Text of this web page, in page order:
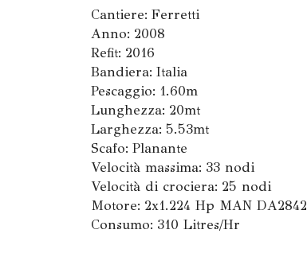
Cantiere: Ferretti
Anno: 2008
Refit: 2016
Bandiera: Italia
Pescaggio: 1.60m
Lunghezza: 20mt
Larghezza: 5.53mt
Scafo: Planante
Velocità massima: 33 nodi
Velocità di crociera: 25 nodi
Motore: 2x1.224 Hp MAN DA2842
Consumo: 310 Litres/Hr